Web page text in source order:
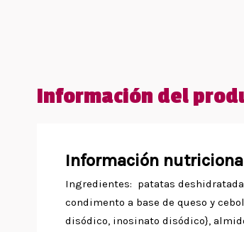
Información del
Información nutricional
Ingredientes: patatas
condimento a base de queso y
disódico, inosinato disódico},